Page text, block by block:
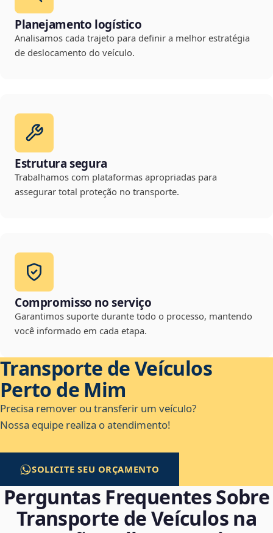
Planejamento logístico
Analisamos cada trajeto para definir a melhor estratégia
de deslocamento do veículo.
Estrutura segura
Trabalhamos com plataformas apropriadas para
assegurar total proteção no transporte.
Compromisso no serviço
Garantimos suporte durante todo o processo, mantendo
você informado em cada etapa.
Transporte de Veículos
Perto de Mim
Precisa remover ou transferir um veículo?
Nossa equipe realiza o atendimento!
SOLICITE SEU ORÇAMENTO
Perguntas Frequentes Sobre
Transporte de Veículos na